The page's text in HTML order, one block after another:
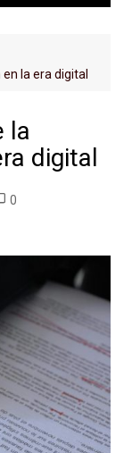
la era digital
la
digital
0